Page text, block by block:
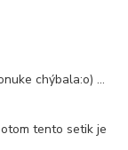
chýbala:o) ...
tento setik je